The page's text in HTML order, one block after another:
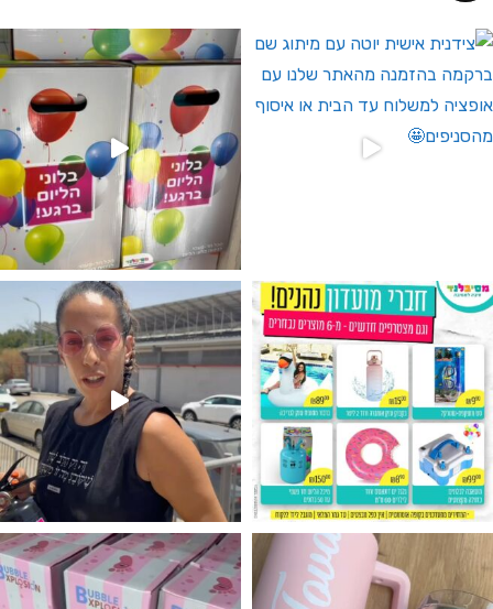
לחברי מועדון ומצטרפים חדשים🤍
מין העובר רק במסיבלנד !! קיים
מטף לגילוי מין העובר חזר למלא